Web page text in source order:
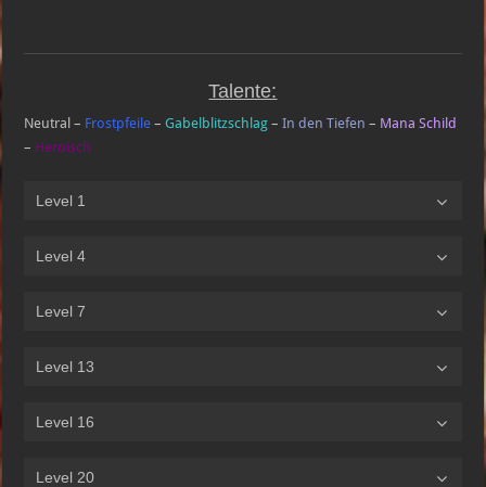
Talente:
Neutral – Frostpfeile –Gabelblitzschlag –In den Tiefen – Mana Schild
– Heroisch
Level 1
Level 4
Level 7
Level 13
Level 16
Level 20